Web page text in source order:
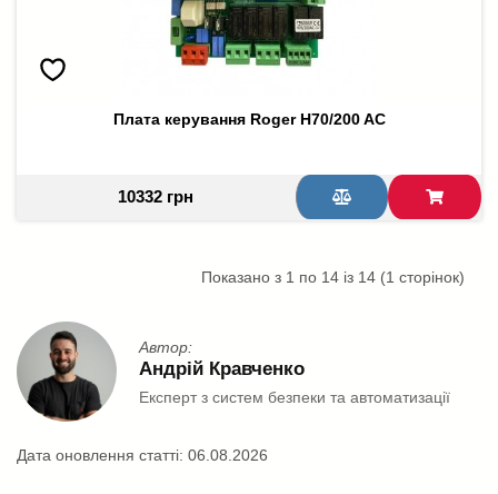
Плата керування Roger H70/200 AC
10332 грн
Показано з 1 по 14 із 14 (1 сторінок)
Автор:
Андрій Кравченко
Експерт з систем безпеки та автоматизації
Дата оновлення статті: 06.08.2026